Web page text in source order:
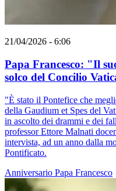
21/04/2026 - 6:06
Papa Francesco: "Il
solco del Concilio
"È stato il Pontefice che
della Gaudium et Spes del
in ascolto dei drammi e dei
professor Ettore Malnati
intervista, ad un anno dalla
Pontificato.
Anniversario Papa Francesco